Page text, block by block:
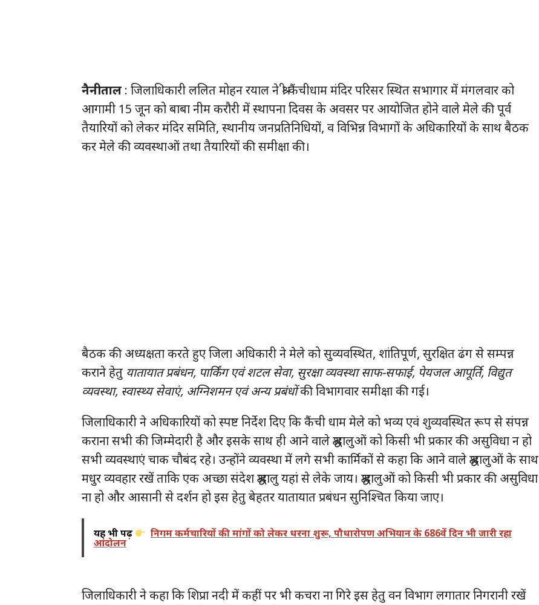
नैनीताल: जिलाधिकारी ललित मोहन रयाल ने श्री कैंचीधाम मंदिर परिसर स्थित सभागार में मंगलवार को
आगामी 15 जून को बाबा नीम करौरी में स्थापना दिवस के अवसर पर आयोजित होने वाले मेले की पूर्व
तैयारियों को लेकर मंदिर समिति, स्थानीय जनप्रतिनिधियों, व विभिन्न विभागों के अधिकारियों के साथ बैठक
कर मेले की व्यवस्थाओं तथा तैयारियों की समीक्षा की।
बैठक की अध्यक्षता करते हुए जिला अधिकारी ने मेले को सुव्यवस्थित, शांतिपूर्ण, सुरक्षित ढंग से सम्पन्न
कराने हेतु यातायात प्रबंधन, पार्किंग एवं शटल सेवा, सुरक्षा व्यवस्था साफ-सफाई, पेयजल आपूर्ति, विद्युत
व्यवस्था, स्वास्थ्य सेवाएं, अग्निशमन एवं अन्य प्रबंधोंकी विभागवार समीक्षा की गई।
जिलाधिकारी ने अधिकारियों को स्पष्ट निर्देश दिए कि कैंची धाम मेले को भव्य एवं शुव्यवस्थित रूप से संपन्न
कराना सभी की जिम्मेदारी है और इसके साथ ही आने वाले श्रद्धालुओं को किसी भी प्रकार की असुविधा न हो
सभी व्यवस्थाएं चाक चौबंद रहे। उन्होंने व्यवस्था में लगे सभी कार्मिकों से कहा कि आने वाले श्रद्धालुओं के साथ
मधुर व्यवहार रखें ताकि एक अच्छा संदेश श्रद्धालु यहां से लेके जाय। श्रद्धालुओं को किसी भी प्रकार की असुविधा
ना हो और आसानी से दर्शन हो इस हेतु बेहतर यातायात प्रबंधन सुनिश्चित किया जाए।
यह भी पढ़ें निगम कर्मचारियों की मांगों को लेकर धरना शुरू, पौधारोपण अभियान के 686वें दिन भी जारी रहा
आंदोलन
जिलाधिकारी ने कहा कि शिप्रा नदी में कहीं पर भी कचरा ना गिरे इस हेतु वन विभाग लगातार निगरानी रखें